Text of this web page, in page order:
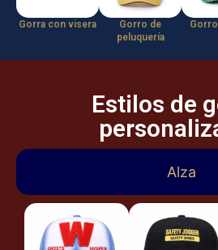
Gorra con visera
Gorro de
peluquería
Estilos de
Alza